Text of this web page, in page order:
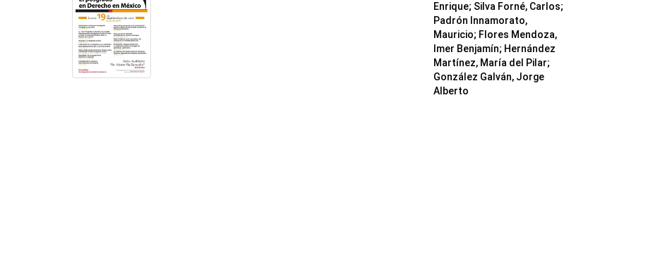
Enrique; Silva Forné, Carlos;
Padrón Innamorato,
Mauricio; Flores Mendoza,
Imer Benjamín; Hernández
Martínez, María del Pilar;
González Galván, Jorge
Alberto